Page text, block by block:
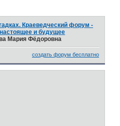
Краеведческий форум -
и будущее
Мария Фёдоровна
создать форум бесплатно